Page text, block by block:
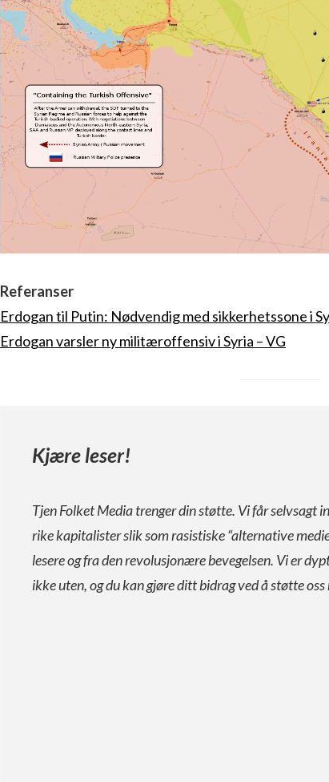
Referanser
Erdogan til Putin: Nødvendig med sikkerhetssone i
Erdogan varsler ny militæroffensiv i Syria – VG
Kjære leser!
Tjen Folket Media trenger din støtte. Vi får selvsagt
rike kapitalister slik som rasistiske “alternative
lesere og fra den revolusjonære bevegelsen. Vi er
ikke uten, og du kan gjøre ditt bidrag ved å støtte oss